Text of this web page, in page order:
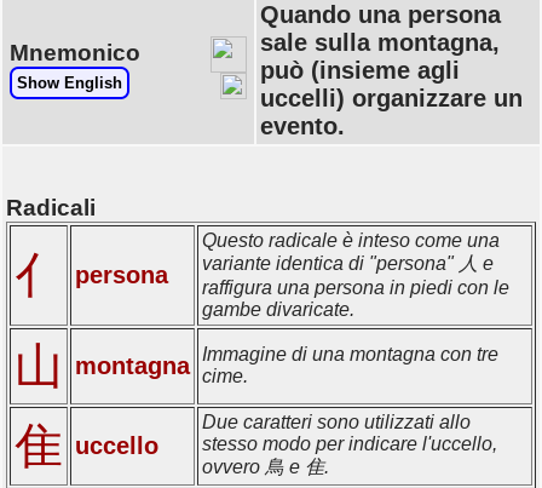
Mnemonico
Show English
Quando una persona
sale sulla montagna,
può (insieme agli
uccelli) organizzare un
evento.
Radicali
亻 persona
Questo radicale è inteso come una
variante identica di "persona" 人 e
raffigura una persona in piedi con le
gambe divaricate.
山 montagna
Immagine di una montagna con tre
cime.
隹 uccello
Due caratteri sono utilizzati allo
stesso modo per indicare l'uccello,
ovvero 鳥 e 隹.